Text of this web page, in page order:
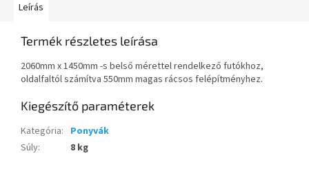
Leírás
Termék részletes leírása
2060mm x 1450mm -s belső mérettel rendelkező futókhoz,
oldalfaltól számítva 550mm magas rácsos felépítményhez.
Kiegészítő paraméterek
Kategória: Ponyvák
Súly: 8 kg